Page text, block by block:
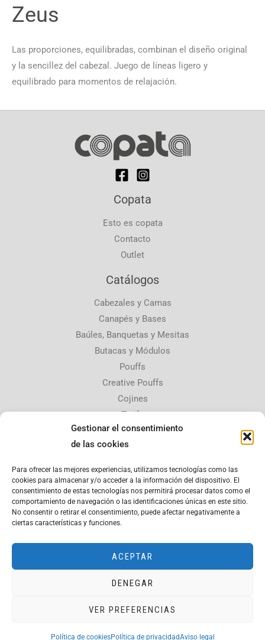
Gestionar el consentimiento
de las cookies
Para ofrecer las mejores experiencias, utilizamos tecnologías como las
cookies para almacenar y/o acceder a la información del dispositivo. El
consentimiento de estas tecnologías nos permitirá procesar datos como el
comportamiento de navegación o las identificaciones únicas en este sitio.
No consentir o retirar el consentimiento, puede afectar negativamente a
ciertas características y funciones.
ACEPTAR
DENEGAR
VER PREFERENCIAS
Política de cookiesPolítica de privacidadAviso legal
Zeus
Las proporciones, equilibradas, combinan el diseño original
y la sencillez del cabezal. Juego de líneas ligero y
equilibrado para momentos de relajación.
Copata
Esto es copata
Contacto
Outlet
Catálogos
Cabezales y Camas
Canapés y Bases
Baúles, Banquetas y Mesitas
Butacas y Módulos
Pouffs
Creative Pouffs
Cojines
Tarifa
Contacta con nosotros
copatana@hotmail.es
675 084 926
Aviso legal
Generation EU». IMPORTE SUBVENCIONADO: 2.000,00€.